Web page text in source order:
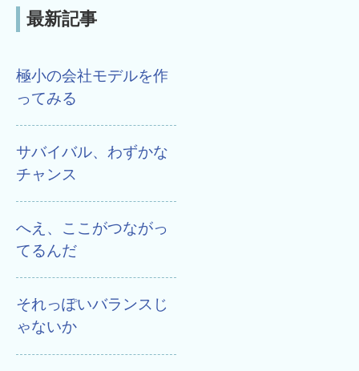
最新記事
極小の会社モデルを作
ってみる
サバイバル、わずかな
チャンス
へえ、ここがつながっ
てるんだ
それっぽいバランスじ
ゃないか